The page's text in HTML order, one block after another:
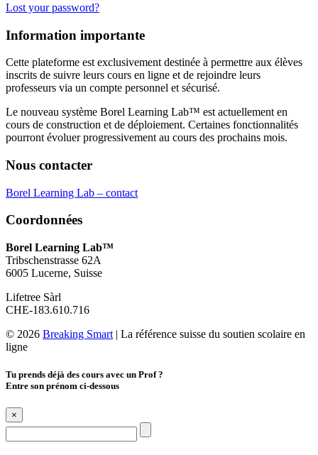
Lost your password?
Information importante
Cette plateforme est exclusivement destinée à permettre aux élèves
inscrits de suivre leurs cours en ligne et de rejoindre leurs
professeurs via un compte personnel et sécurisé.
Le nouveau système Borel Learning Lab™ est actuellement en
cours de construction et de déploiement. Certaines fonctionnalités
pourront évoluer progressivement au cours des prochains mois.
Nous contacter
Borel Learning Lab – contact
Coordonnées
Borel Learning Lab™
Tribschenstrasse 62A
6005 Lucerne, Suisse
Lifetree Sàrl
CHE-183.610.716
© 2026 Breaking Smart | La référence suisse du soutien scolaire en
ligne
Tu prends déjà des cours avec un Prof ?
Entre son prénom ci-dessous
×